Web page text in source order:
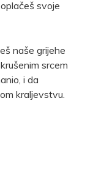
svoje
naše grijehe
srcem
i da
kraljevstvu.